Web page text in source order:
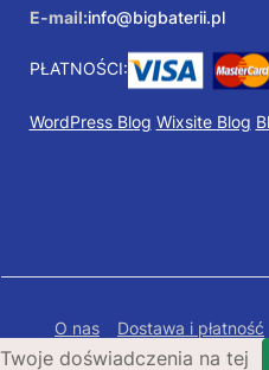
E-mail:info@bigbaterii.pl
PŁATNOŚCI:
WordPress Blog Wixsite Blog
O nas Dostawa i płatność
Polityka
Twoje doświadczenia na tej